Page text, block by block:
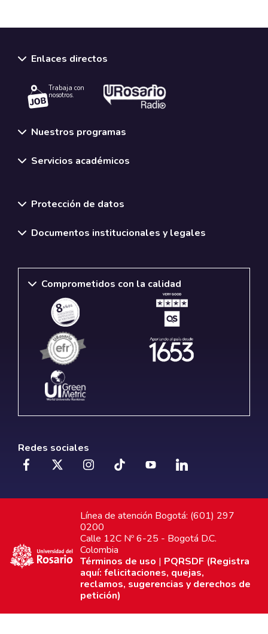
Enlaces directos
Trabaja con
nosotros.
Nuestros programas
Servicios académicos
Protección de datos
Documentos institucionales y legales
Comprometidos con la calidad
Redes sociales
Línea de atención Bogotá: (601) 297
0200
Calle 12C Nº 6-25 - Bogotá D.C.
Colombia
Términos de uso | PQRSDF (Registra
aquí: felicitaciones, quejas,
reclamos, sugerencias y derechos de
petición)